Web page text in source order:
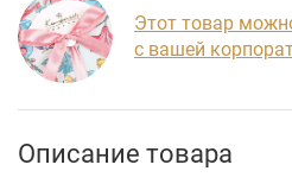
Этот товар
с вашей
Описание товара